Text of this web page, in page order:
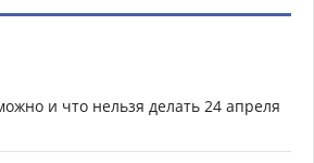
и что нельзя делать 24 апреля